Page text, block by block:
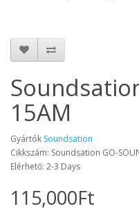
15AM
Gyártók Soundsation
Cikkszám: Soundsation GO-
Elérhető: 2-3 Days
115,000Ft